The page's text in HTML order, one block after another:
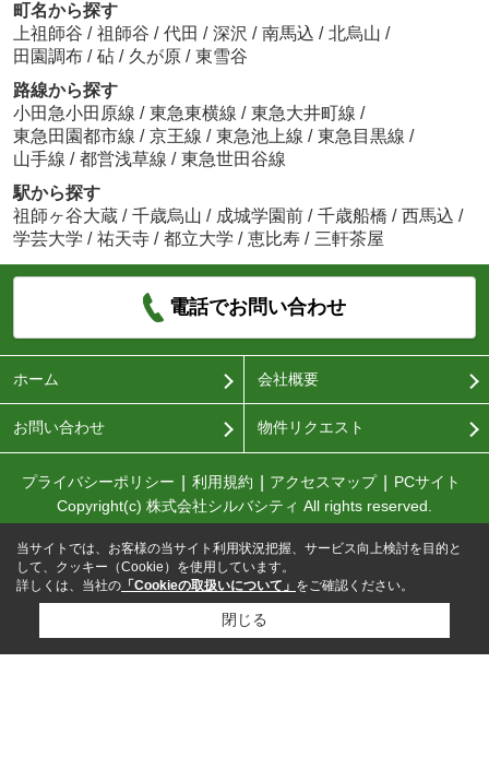
町名から探す
上祖師谷 / 祖師谷 / 代田 / 深沢 / 南馬込 / 北烏山 /
田園調布 / 砧 / 久が原 / 東雪谷
路線から探す
小田急小田原線 / 東急東横線 / 東急大井町線 /
東急田園都市線 / 京王線 / 東急池上線 / 東急目黒線 /
山手線 / 都営浅草線 / 東急世田谷線
駅から探す
祖師ヶ谷大蔵 / 千歳烏山 / 成城学園前 / 千歳船橋 / 西馬込 /
学芸大学 / 祐天寺 / 都立大学 / 恵比寿 / 三軒茶屋
電話でお問い合わせ
ホーム 会社概要
お問い合わせ 物件リクエスト
プライバシーポリシー 利用規約 アクセスマップ
PCサイト
Copyright(c) 株式会社シルバシティ All rights reserved.
当サイトでは、お客様の当サイト利用状況把握、サービス向上検討を目的と
して、クッキー（Cookie）を使用しています。
詳しくは、当社の 「Cookieの取扱いについて」 をご確認ください。
閉じる